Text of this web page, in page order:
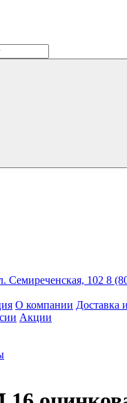
Семиреченская, 102 8
О компании Доставка
Акции